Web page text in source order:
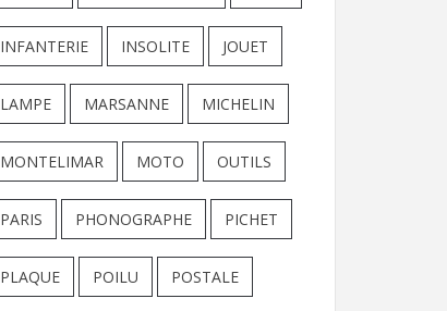
INFANTERIE INSOLITE JOUET
LAMPE MARSANNE MICHELIN
MONTELIMAR MOTO OUTILS
PARIS PHONOGRAPHE PICHET
PLAQUE POILU POSTALE